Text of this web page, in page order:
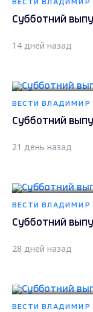
ВЕСТИ ВЛАДИМИР
Субботний
14 дней назад
ВЕСТИ ВЛАДИМИР
Субботний
21 день назад
ВЕСТИ ВЛАДИМИР
Субботний
28 дней назад
ВЕСТИ ВЛАДИМИР